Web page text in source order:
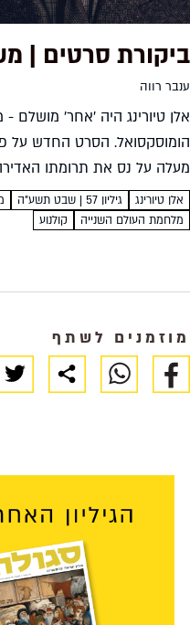
ביקורת סרטים |
ענבר רווה
אלן טיורינג היה 'אחר' מושלם
הומוסקסואל. הסרט החדש על
מעלה על נס את תרומתו
גם משל ליחסה של החברה
אלן טיורינג גיליון 57 | שבט תשע"ה
מלחמת העולם השנייה
קולנוע
מוזמנים לשתף